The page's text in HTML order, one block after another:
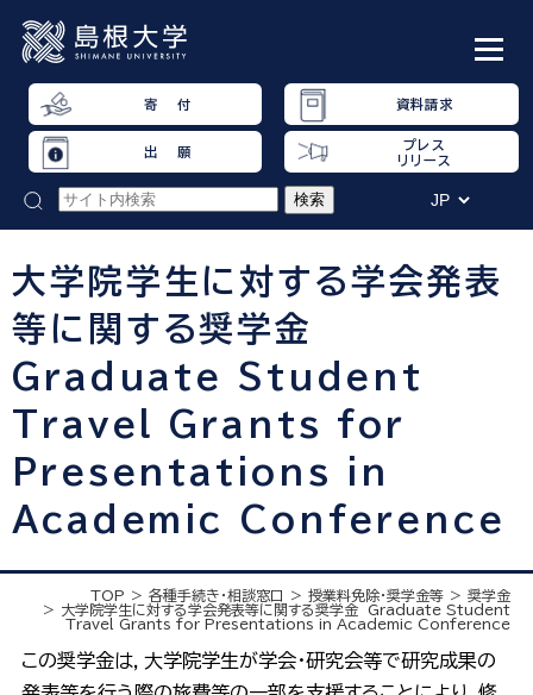
寄 付 資料請求
出 願
プレス
リリース
大学院学生に対する学会発表
等に関する奨学金
Graduate Student
Travel Grants for
Presentations in
Academic Conference
TOP 各種手続き・相談窓口 授業料免除・奨学金等
奨学金
大学院学生に対する学会発表等に関する奨学金 Graduate Student
Travel Grants for Presentations in Academic Conference
この奨学金は，大学院学生が学会・研究会等で研究成果の